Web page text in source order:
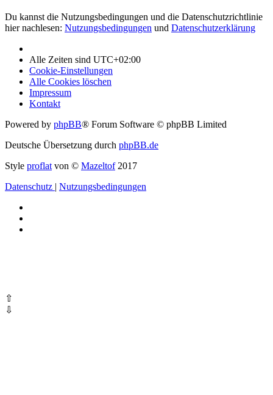
Du kannst die Nutzungsbedingungen und die Datenschutzrichtlinie
hier nachlesen: Nutzungsbedingungen und Datenschutzerklärung
Alle Zeiten sind UTC+02:00
Cookie-Einstellungen
Alle Cookies löschen
Impressum
Kontakt
Powered by phpBB® Forum Software © phpBB Limited
Deutsche Übersetzung durch phpBB.de
Style proflat von © Mazeltof2017
Datenschutz | Nutzungsbedingungen
⇧
⇩